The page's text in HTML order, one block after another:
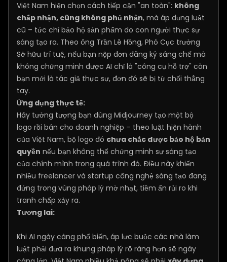
Việt Nam hiện chọn cách tiếp cận "an toàn": không
chấp nhận, cũng không phủ nhận, mà áp dụng luật
cũ – tức chỉ bảo hộ sản phẩm do con người thực sự
sáng tạo ra. Theo ông Trần Lê Hồng, Phó Cục trưởng
Sở hữu trí tuệ, nếu bạn nộp đơn đăng ký sáng chế mà
không chứng minh được AI chỉ là "công cụ hỗ trợ" còn
bạn mới là tác giả thực sự, đơn đó sẽ bị từ chối thẳng
tay.
Ứng dụng thực tế:
Hãy tưởng tượng bạn dùng Midjourney tạo một bộ
logo rồi bán cho doanh nghiệp – theo luật hiện hành
của Việt Nam, bộ logo đó chưa chắc được bảo hộ bản
quyền nếu bạn không thể chứng minh sự sáng tạo
của chính mình trong quá trình đó. Điều này khiến
nhiều freelancer và startup công nghệ sáng tạo đang
đứng trong vùng pháp lý mờ nhạt, tiềm ẩn rủi ro khi
tranh chấp xảy ra.
Tương lai:
Khi AI ngày càng phổ biến, áp lực buộc các nhà làm
luật phải đưa ra khung pháp lý rõ ràng hơn sẽ ngày